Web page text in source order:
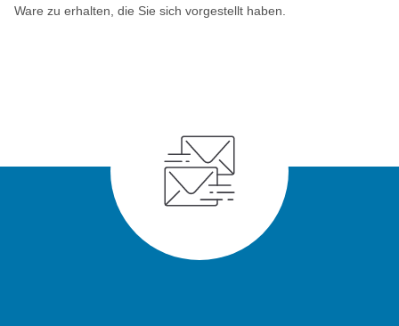
Ware zu erhalten, die Sie sich vorgestellt haben.